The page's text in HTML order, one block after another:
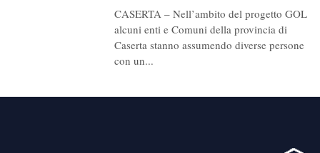
CASERTA – Nell’ambito del progetto GOL
alcuni enti e Comuni della provincia di
Caserta stanno assumendo diverse persone
con un...